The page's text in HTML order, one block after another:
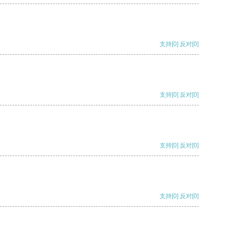
支持[0] 反对[0]
支持[0] 反对[0]
支持[0] 反对[0]
支持[0] 反对[0]